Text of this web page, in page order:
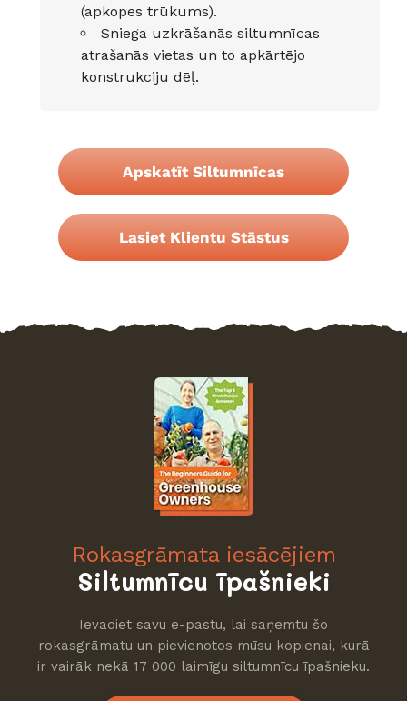
(apkopes trūkums).
Sniega uzkrāšanās siltumnīcas
atrašanās vietas un to apkārtējo
konstrukciju dēļ.
Apskatīt Siltumnīcas
Lasiet Klientu Stāstus
Rokasgrāmata iesācējiem
Siltumnīcu īpašnieki
Ievadiet savu e-pastu, lai saņemtu šo
rokasgrāmatu un pievienotos mūsu kopienai, kurā
ir vairāk nekā 17 000 laimīgu siltumnīcu īpašnieku.